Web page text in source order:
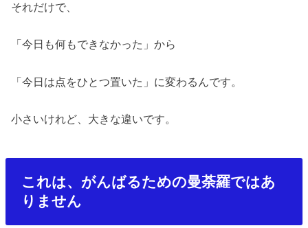
それだけで、
「今日も何もできなかった」から
「今日は点をひとつ置いた」に変わるんです。
小さいけれど、大きな違いです。
これは、がんばるための曼荼羅ではあ
りません